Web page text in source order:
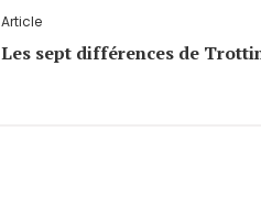
Article
Les sept différences de